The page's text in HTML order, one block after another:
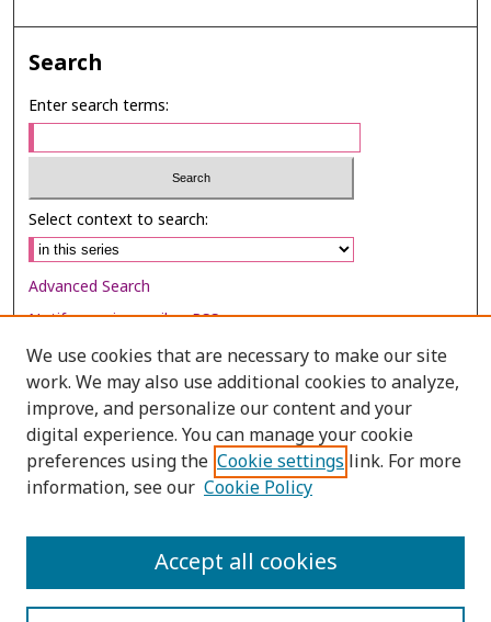
Search
Enter search terms:
Select context to search:
Advanced Search
Notify me via email orRSS
Browse
Collections
Disciplines
Authors
We use cookies that are necessary to make our site
work. We may also use additional cookies to analyze,
improve, and personalize our content and your
digital experience. You can manage your cookie
preferences using the Cookie settings link. For more
information, see our Cookie Policy
Accept all cookies